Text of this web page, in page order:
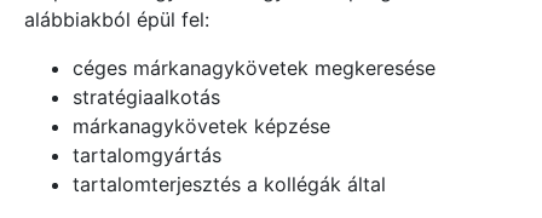
alábbiakból épül fel:
céges márkanagykövetek megkeresése
stratégiaalkotás
márkanagykövetek képzése
tartalomgyártás
tartalomterjesztés a kollégák által